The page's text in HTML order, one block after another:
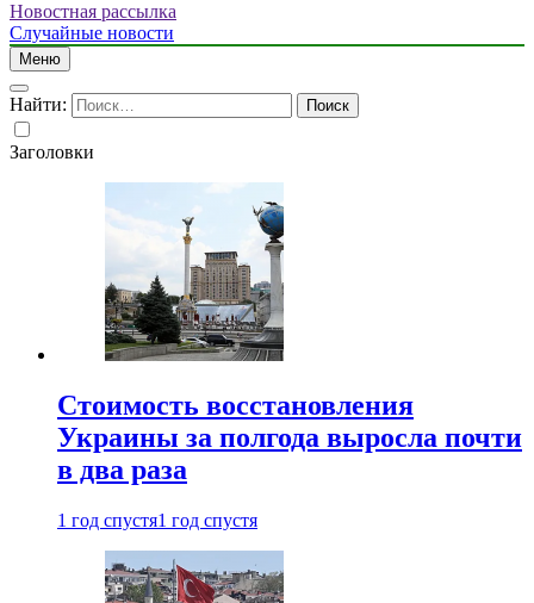
Новостная рассылка
Случайные новости
Меню
Найти:
Заголовки
Стоимость восстановления
Украины за полгода выросла почти
в два раза
1 год спустя1 год спустя